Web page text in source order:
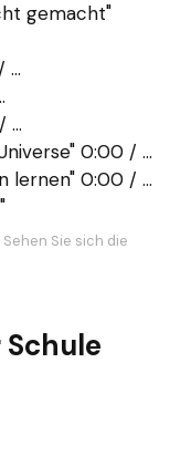
gemacht"
...
0:00 / ...
lernen" 0:00 / ...
Sehen Sie sich die